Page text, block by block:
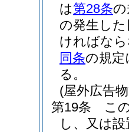
は第28条
の発生し
ければな
同条の規定
る。
(屋外広告
第19条
こ
し、又は